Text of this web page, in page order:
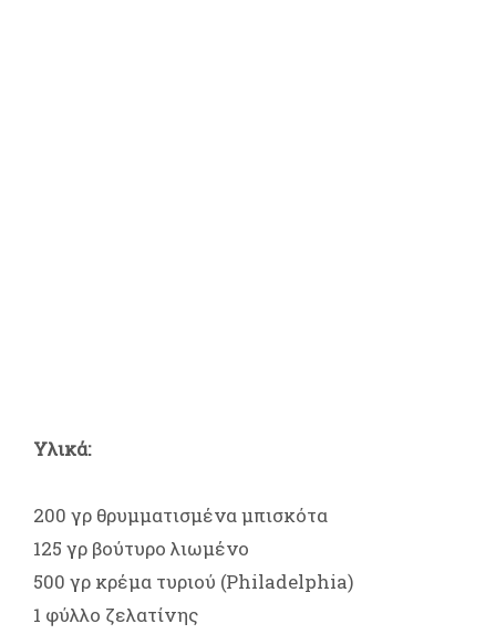
Υλικά:
200 γρ θρυμματισμένα μπισκότα
125 γρ βούτυρο λιωμένο
500 γρ κρέμα τυριού (Philadelphia)
1 φύλλο ζελατίνης